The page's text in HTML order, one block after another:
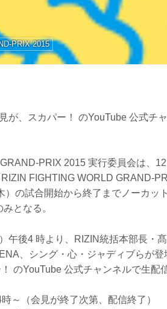
PRIX 2015
が、スカパー！ のYouTube 公式チ
PRIX 2015 実行委員会は、
FIGHTING WORLD GRAND-
の試合開始から終了までノーカッ
となる。
午後4 時より、RIZIN統括本部長・
、シング・心・ジャディブらが
のYouTube 公式チャンネルで生配
～（会見が終了次第、配信終了）